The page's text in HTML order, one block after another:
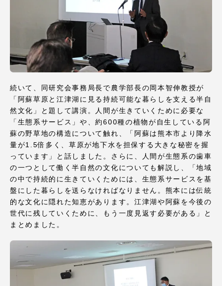
続いて、同研究会事務局長で農学部長の岡本智伸教授が
「阿蘇草原と江津湖に見る持続可能な暮らしを支える半自
然文化」と題して講演。人間が生きていくために必要な
「生態系サービス」や、約600種の植物が自生している阿
蘇の野草地の構造について触れ、「阿蘇は熊本市より降水
量が1.5倍多く、草原が地下水を担保する大きな秘密を握
っています」と話しました。さらに、人間が生態系の歯車
の一つとして働く半自然の文化についても解説し、「地域
の中で持続的に生きていくためには、生態系サービスを基
盤にした暮らしを送らなければなりません。熊本には伝統
的な文化に隠れた知恵があります。江津湖や阿蘇を今後の
世代に残していくために、もう一度見返す必要がある」と
まとめました。
教育研究上の目的及び養成する人材像と３つの
ポリシー
資料請求 お問い合わせ
在学生・保護者向けポータル（TIPS） 本学教職員向け情報
中文